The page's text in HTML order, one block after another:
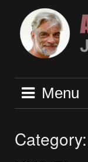
content
Menu
Category: